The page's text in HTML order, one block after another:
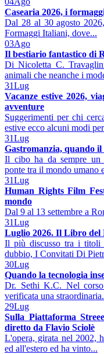
Casearia 2026, i
Dal 28 al 30 agosto
Formaggi Italiani, dove...
03Ago
Il bestiario fantastico di
Di Nicoletta C.
animali che neanche i
31Lug
Vacanze estive 2026,
avventure
Suggerimenti per chi
estive ecco alcuni modi
31Lug
Gastromanzia, quando
Il cibo ha da sempre un
ponte tra il mondo umano
31Lug
Human Rights Film
mondo
Dal 9 al 13 settembre a
31Lug
Luglio 2026. Il Libro del
Il più discusso tra i titoli
dubbio, I Convitati Di
30Lug
Quando la tecnologia
Dr. Sethi K.C. Nel
verificata una
29Lug
Sulla Piattaforma
diretto da Flavio Sciolè
L'opera, girata nel 2002,
ed all'estero ed ha vinto...